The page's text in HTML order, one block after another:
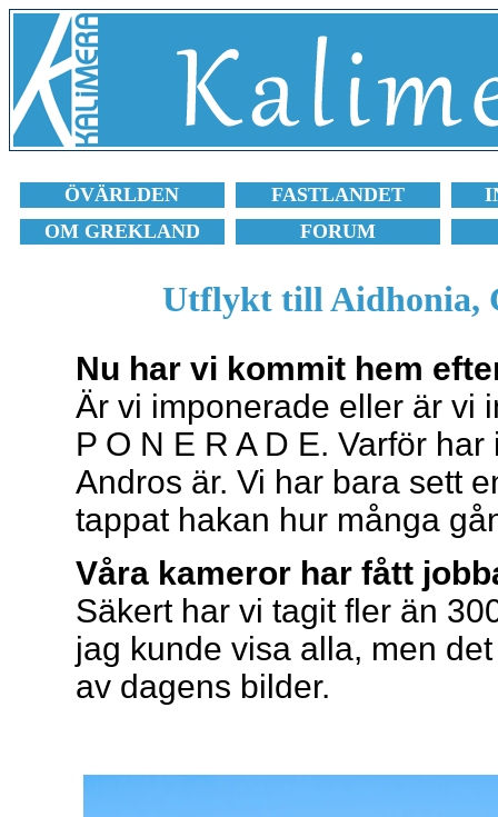
ÖVÄRLDEN FASTLANDET
OM GREKLAND
FORUM
Utflykt till Aidhonia,
Nu har vi kommit hem
Är vi imponerade eller är vi
P O N E R A D E. Varför
Andros är. Vi har bara sett
tappat hakan hur många
Våra kameror har fått
Säkert har vi tagit fler än
jag kunde visa alla, men
av dagens bilder.